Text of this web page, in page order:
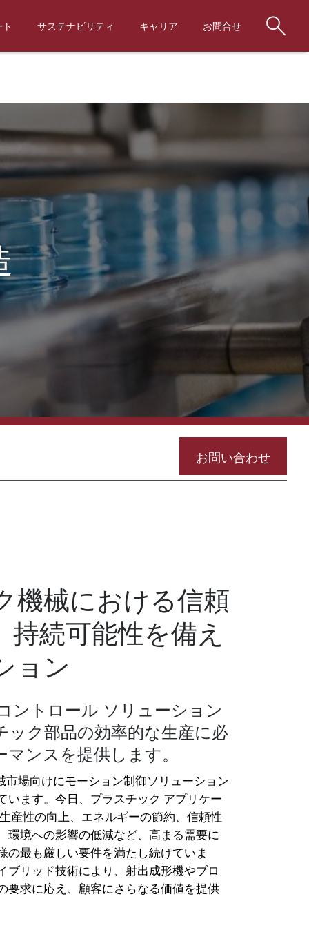
サステナビリティ キャリア お問合せ
お問い合わせ
機械における信頼
続可能性を備え
ョン
ントロール ソリューション
ック部品の効率的な生産に必
ンスを提供します。
場向けにモーション制御ソリューション
います。今日、プラスチック アプリケー
産性の向上、エネルギーの節約、信頼性
環境への影響の低減など、高まる需要に
の最も厳しい要件を満たし続けていま
ブリッド技術により、射出成形機やブロ
要求に応え、顧客にさらなる価値を提供